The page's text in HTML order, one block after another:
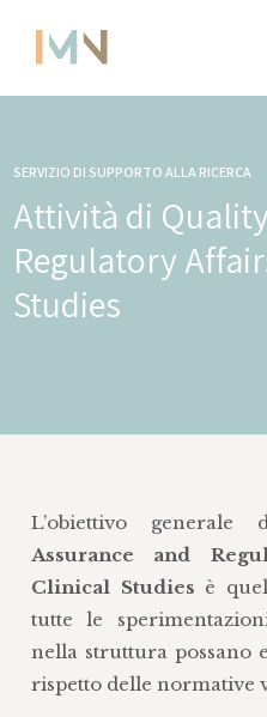
SERVIZIO DI SUPPORTO ALLA RICERCA
Attività di
Regulatory
Studies
L’obiettivo generale
Assurance and
Clinical Studies è
tutte le
nella struttura possano
rispetto delle normative